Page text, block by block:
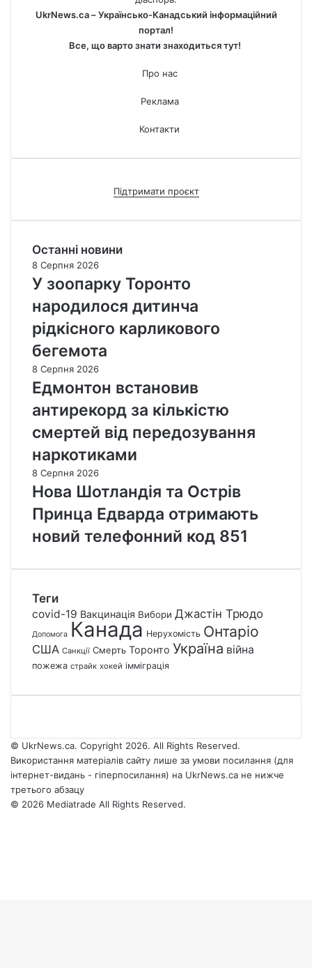
UkrNews.ca – Українсько-Канадський інформаційний
портал!
Все, що варто знати знаходиться тут!
Про нас
Реклама
Контакти
Підтримати проєкт
Останні новини
8 Серпня 2026
У зоопарку Торонто
народилося дитинча
рідкісного карликового
бегемота
8 Серпня 2026
Едмонтон встановив
антирекорд за кількістю
смертей від передозування
наркотиками
8 Серпня 2026
Нова Шотландія та Острів
Принца Едварда отримають
новий телефонний код 851
Теги
covid-19 Вакцинація Вибори Джастін Трюдо
Допомога Канада Нерухомість Онтаріо
США Санкції Смерть Торонто Україна війна
пожежа страйк хокей імміграція
© UkrNews.ca. Copyright 2026. All Rights Reserved.
Використання матеріалів сайту лише за умови посилання (для
інтернет-видань - гіперпосилання) на UkrNews.ca не нижче
третього абзацу
© 2026 Mediatrade All Rights Reserved.